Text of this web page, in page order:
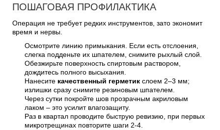
ПОШАГОВАЯ ПРОФИЛАКТИКА
Операция не требует редких инструментов, зато экономит
время и нервы.
Осмотрите линию примыкания. Если есть отслоения,
слегка подденьте их шпателем, снимите рыхлый слой.
Обезжирьте поверхность спиртовым раствором,
дождитесь полного высыхания.
Нанесите качественный герметик слоем 2–3 мм;
излишки сразу снимите резиновым шпателем.
Через сутки покройте шов прозрачным акриловым
лаком – это усилит влагозащиту.
Раз в квартал проводите быструю ревизию, при первых
микротрещинах повторите шаги 2-4.